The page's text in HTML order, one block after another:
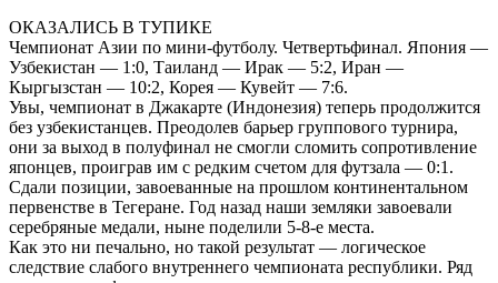
ОКАЗАЛИСЬ В ТУПИКЕ
Чемпионат Азии по мини-футболу. Четвертьфинал. Япония —
Узбекистан — 1:0, Таиланд — Ирак — 5:2, Иран —
Кыргызстан — 10:2, Корея — Кувейт — 7:6.
Увы, чемпионат в Джакарте (Индонезия) теперь продолжится
без узбекистанцев. Преодолев барьер группового турнира,
они за выход в полуфинал не смогли сломить сопротивление
японцев, проиграв им с редким счетом для футзала — 0:1.
Сдали позиции, завоеванные на прошлом континентальном
первенстве в Тегеране. Год назад наши земляки завоевали
серебряные медали, ныне поделили 5-8-е места.
Как это ни печально, но такой результат — логическое
следствие слабого внутреннего чемпионата республики. Ряд